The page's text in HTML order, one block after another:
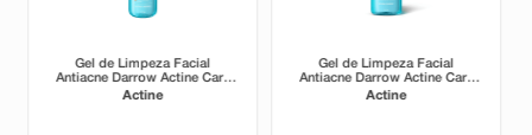
Gel de Limpeza Facial
Antiacne Darrow Actine Care
Alta Tolerância 400g
Actine
Gel de Limpeza Facial
Antiacne Darrow Actine Care
Alta Tolerância 140g
Actine